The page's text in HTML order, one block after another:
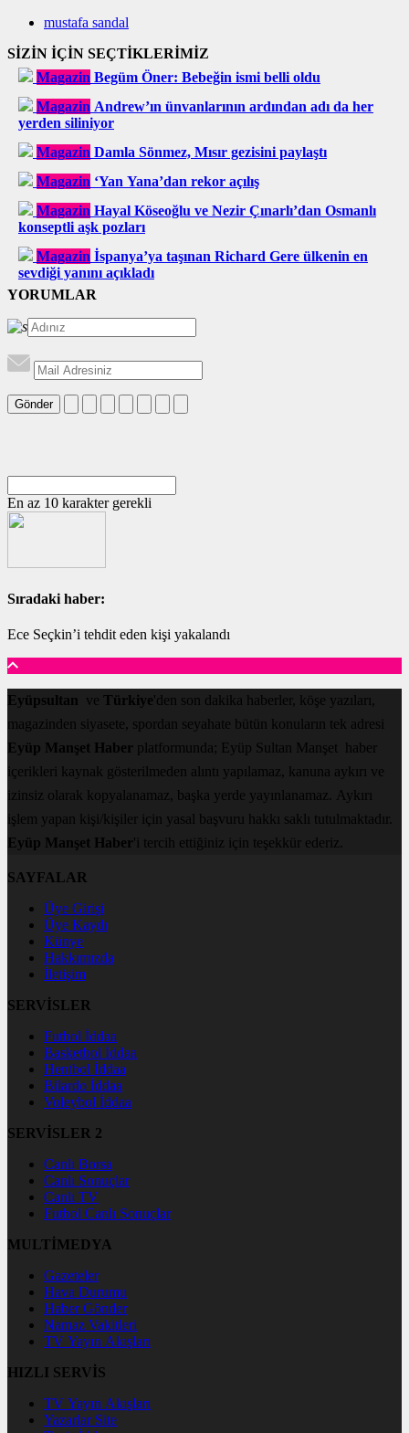
mustafa sandal
SİZİN İÇİN SEÇTİKLERİMİZ
Magazin Begüm Öner: Bebeğin ismi belli oldu
Magazin Andrew’ın ünvanlarının ardından adı da her
yerden siliniyor
Magazin Damla Sönmez, Mısır gezisini paylaştı
Magazin ‘Yan Yana’dan rekor açılış
Magazin Hayal Köseoğlu ve Nezir Çınarlı’dan Osmanlı
konseptli aşk pozları
Magazin İspanya’ya taşınan Richard Gere ülkenin en
sevdiği yanını açıkladı
YORUMLAR
Gönder
En az 10 karakter gerekli
Sıradaki haber:
Ece Seçkin’i tehdit eden kişi yakalandı
Eyüpsultan ve Türkiye'den son dakika haberler, köşe yazıları,
magazinden siyasete, spordan seyahate bütün konuların tek adresi
Eyüp Manşet Haber platformunda; Eyüp Sultan Manşet haber
içerikleri kaynak gösterilmeden alıntı yapılamaz, kanuna aykırı ve
izinsiz olarak kopyalanamaz, başka yerde yayınlanamaz. Aykırı
işlem yapan kişi/kişiler için yasal başvuru hakkı saklı tutulmaktadır.
Eyüp Manşet Haber'i tercih ettiğiniz için teşekkür ederiz.
SAYFALAR
Üye Girişi
Üye Kaydı
Künye
Hakkımızda
İletişim
SERVİSLER
Futbol İddaa
Basketbol İddaa
Hentbol İddaa
Bilardo İddaa
Voleybol İddaa
SERVİSLER 2
Canlı Borsa
Canlı Sonuçlar
Canlı TV
Futbol Canlı Sonuçlar
MULTİMEDYA
Gazeteler
Hava Durumu
Haber Gönder
Namaz Vakitleri
TV Yayın Akışları
HIZLI SERVİS
TV Yayın Akışları
Yazarlar Site